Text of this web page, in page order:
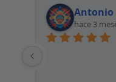
Antonio
hace 3